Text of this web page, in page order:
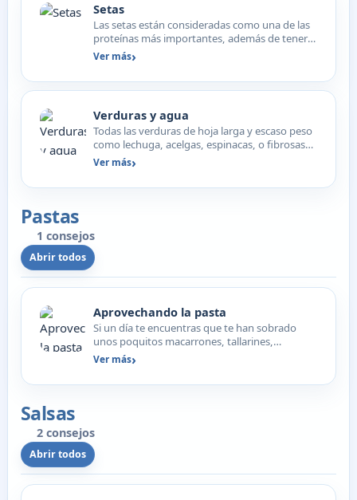
Setas
Las setas están consideradas como una de las
proteínas más importantes, además de tener
muchas vitaminas…
Ver más
Verduras y agua
Todas las verduras de hoja larga y escaso peso
como lechuga, acelgas, espinacas, o fibrosas
como apio, pu…
Ver más
Pastas
1 consejos
Abrir todos
Aprovechando la pasta
Si un día te encuentras que te han sobrado
unos poquitos macarrones, tallarines,
espaguetis, y cada cosa…
Ver más
Salsas
2 consejos
Abrir todos